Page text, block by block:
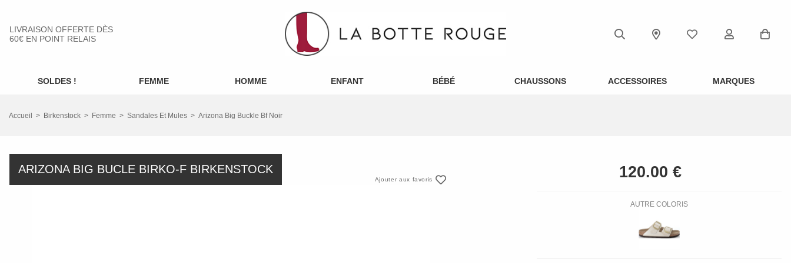
LIVRAISON OFFERTE DÈS
60€ EN POINT RELAIS
SOLDES ! FEMME HOMME ENFANT BÉBÉ CHAUSSONS ACCESSOIRES MARQUES
Accueil Birkenstock Femme Sandales Et Mules Arizona Big Buckle Bf Noir
ARIZONA BIG BUCLE BIRKO-F BIRKENSTOCK
Ajouter aux favoris
AUTRE COLORIS